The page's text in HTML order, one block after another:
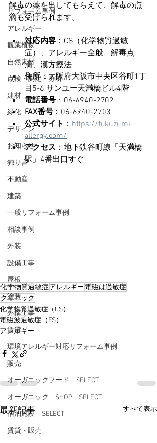
リフォーム事例
アレルギー
観葉植物
自然素材
点検・測定・分析
建材
緑化
デザイン
お知らせ
独り言
不動産
建築
一般リフォーム事例
相談事例
外装
設備工事
屋根
塗装
外構工事
賃貸
環境アレルギー対応リフォーム事例
販売
オーガニックフード SELECT
オーガニック SHOP SELECT
宿泊施設 SELECT
賃貸・販売
解毒の薬を出してもらえて、解毒の点
滴も受けられます。
対応内容 ：CS（化学物質過敏
症）、アレルギー全般、解毒点
滴、漢方療法
住所：大阪府大阪市中央区谷町1丁
目5-6 サンユー天満橋ビル4階
電話番号 ：06-6940-2702
FAX番号 ：06-6940-2703
公式サイト ： https://fukuzumi-
allergy.com/
アクセス ：地下鉄谷町線「天満橋
駅」4番出口すぐ
化学物質過敏症 アレルギー 電磁は過敏症
クリニック
化学物質過敏症（CS）
電磁波過敏症（ES）
アレルギー
最新記事 すべて表示